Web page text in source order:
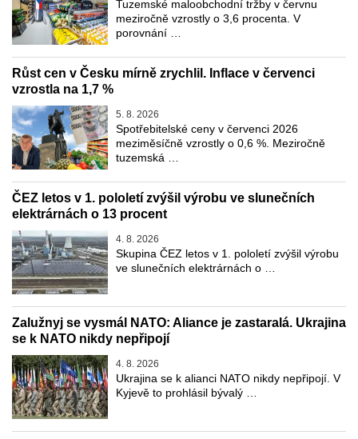
Tuzemské maloobchodní tržby v červnu
meziročně vzrostly o 3,6 procenta. V
porovnání …
Růst cen v Česku mírně zrychlil. Inflace v červenci
vzrostla na 1,7 %
5. 8. 2026
Spotřebitelské ceny v červenci 2026
meziměsíčně vzrostly o 0,6 %. Meziročně
tuzemská …
ČEZ letos v 1. pololetí zvýšil výrobu ve slunečních
elektrárnách o 13 procent
4. 8. 2026
Skupina ČEZ letos v 1. pololetí zvýšil výrobu
ve slunečních elektrárnách o …
Zalužnyj se vysmál NATO: Aliance je zastaralá. Ukrajina
se k NATO nikdy nepřipojí
4. 8. 2026
Ukrajina se k alianci NATO nikdy nepřipojí. V
Kyjevě to prohlásil bývalý …